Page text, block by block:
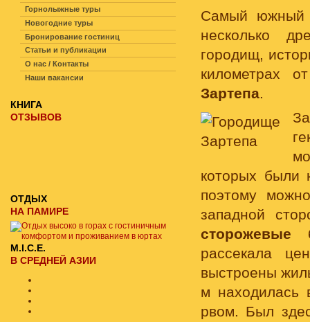
Самый южный
несколько
городищ,
километрах
Зартепа.
которых были
поэтому
западной
сторожевые
рассекала
выстроены
м находилась
рвом. Был
Горнолыжные туры
Новогодние туры
Бронирование гостиниц
Статьи и публикации
О нас / Контакты
Наши вакансии
КНИГА
ОТЗЫВОВ
ОТДЫХ
НА ПАМИРЕ
M.I.C.E.
В СРЕДНЕЙ АЗИИ